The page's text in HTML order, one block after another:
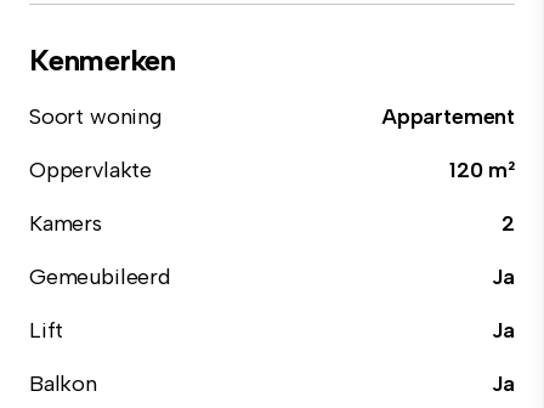
Kenmerken
Soort woning
Appartement
Oppervlakte
120 m²
Kamers
2
Gemeubileerd
Ja
Lift
Ja
Balkon
Ja